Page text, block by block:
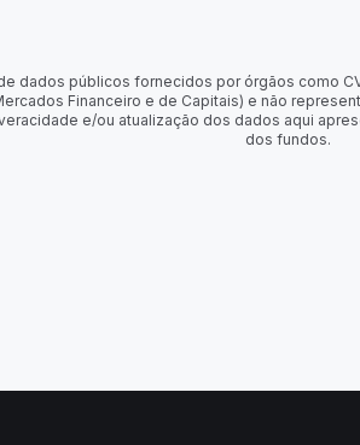
dados públicos fornecidos por órgãos como
Financeiro e de Capitais) e não
e/ou atualização dos dados aqui
dos fundos.